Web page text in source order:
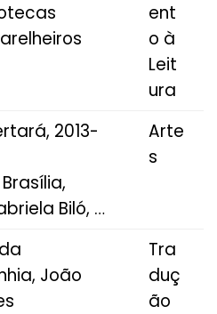
ent
o à
Leit
ura
2013-
Biló, …
Arte
s
João
Tra
duç
ão